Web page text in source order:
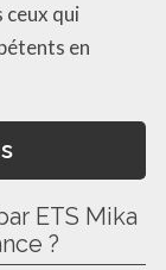
ceux qui
en
ETS Mika
?